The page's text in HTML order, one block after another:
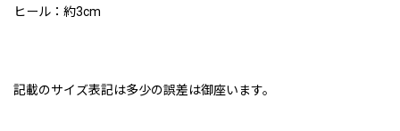
ヒール：約3cm
記載のサイズ表記は多少の誤差は御座います。